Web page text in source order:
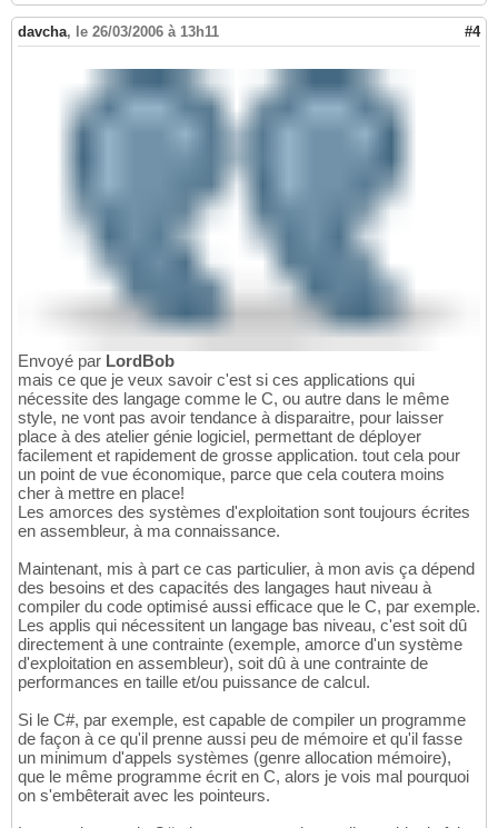
davcha, le 26/03/2006 à 13h11 #4
Envoyé par LordBob
mais ce que je veux savoir c'est si ces applications qui
nécessite des langage comme le C, ou autre dans le même
style, ne vont pas avoir tendance à disparaitre, pour laisser
place à des atelier génie logiciel, permettant de déployer
facilement et rapidement de grosse application. tout cela pour
un point de vue économique, parce que cela coutera moins
cher à mettre en place!
Les amorces des systèmes d'exploitation sont toujours écrites
en assembleur, à ma connaissance.
Maintenant, mis à part ce cas particulier, à mon avis ça dépend
des besoins et des capacités des langages haut niveau à
compiler du code optimisé aussi efficace que le C, par exemple.
Les applis qui nécessitent un langage bas niveau, c'est soit dû
directement à une contrainte (exemple, amorce d'un système
d'exploitation en assembleur), soit dû à une contrainte de
performances en taille et/ou puissance de calcul.
Si le C#, par exemple, est capable de compiler un programme
de façon à ce qu'il prenne aussi peu de mémoire et qu'il fasse
un minimum d'appels systèmes (genre allocation mémoire),
que le même programme écrit en C, alors je vois mal pourquoi
on s'embêterait avec les pointeurs.